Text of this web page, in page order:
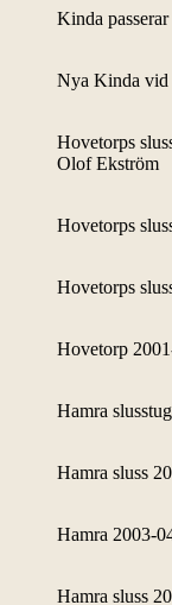
Kinda
Nya Kinda
Hovetorps
Olof Ekström
Hovetorps
Hovetorps
Hovetorp
Hamra
Hamra sluss
Hamra 2003-
Hamra sluss